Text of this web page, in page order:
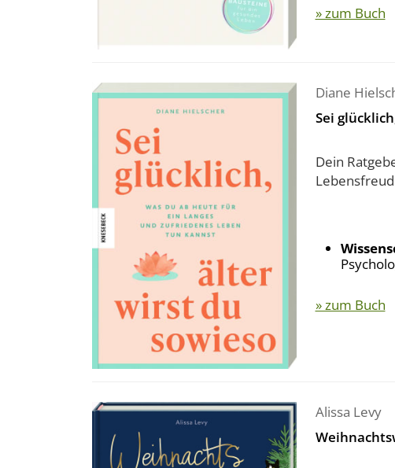
» zum Buch
Diane
Sei
Dein
» zum Buch
Alissa Levy